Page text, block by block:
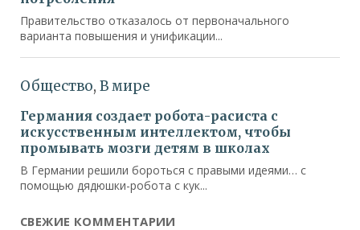
СВЕЖИЕ КОММЕНТАРИИ